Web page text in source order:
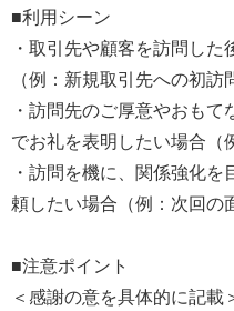
■利用シーン
・取引先や顧客を訪問し
（例：新規取引先への初訪
・訪問先のご厚意やおも
でお礼を表明したい場合（
・訪問を機に、関係強化
頼したい場合（例：次回の
■注意ポイント
＜感謝の意を具体的に記載